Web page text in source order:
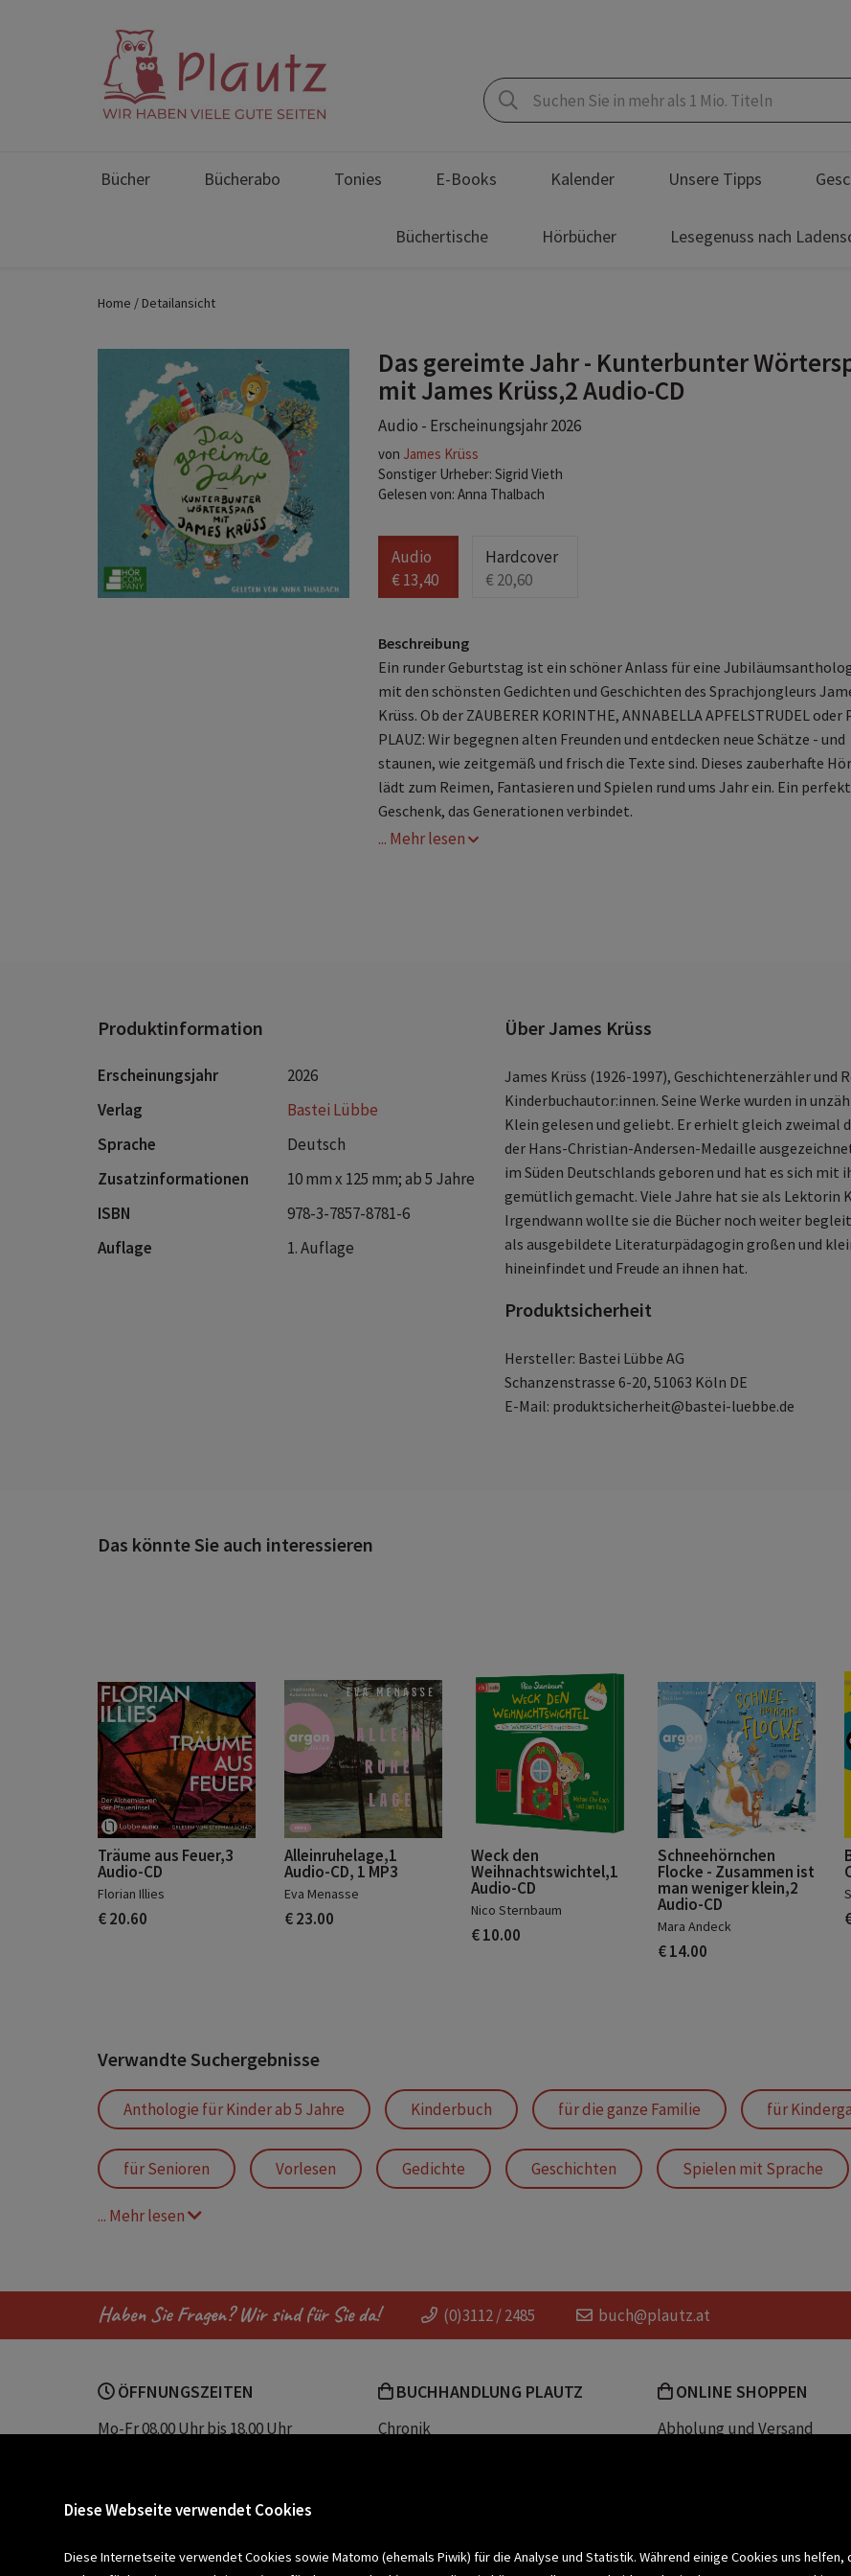
Bücher Bücherabo Tonies E-Books Kalender Unsere Tipps
Büchertische Hörbücher Lesegenuss nach
Home Detailansicht
Das gereimte Jahr - Kunterbunter
mit James Krüss,2 Audio-CD
Audio - Erscheinungsjahr 2026
von James Krüss
Sonstiger Urheber: Sigrid Vieth
Gelesen von: Anna Thalbach
Audio
€ 13,40
Hardcover
€ 20,60
Beschreibung
Ein runder Geburtstag ist ein schöner Anlass für eine
mit den schönsten Gedichten und Geschichten des Sprachjongleurs
Krüss. Ob der ZAUBERER KORINTHE, ANNABELLA APFELSTRUDEL oder
PLAUZ: Wir begegnen alten Freunden und entdecken neue Schätze - und
staunen, wie zeitgemäß und frisch die Texte sind. Dieses zauberhafte
lädt zum Reimen, Fantasieren und Spielen rund ums Jahr ein. Ein
Geschenk, das Generationen verbindet.
... Mehr lesen
Produktinformation
Erscheinungsjahr
2026
Verlag
Bastei Lübbe
Sprache
Deutsch
Zusatzinformationen
10 mm x 125 mm; ab 5 Jahre
ISBN
978-3-7857-8781-6
Auflage
1. Auflage
Über James Krüss
James Krüss (1926-1997), Geschichtenerzähler
Kinderbuchautor:innen. Seine Werke wurden in
Klein gelesen und geliebt. Er erhielt gleich zweimal
der Hans-Christian-Andersen-Medaille
im Süden Deutschlands geboren und hat es sich mit
gemütlich gemacht. Viele Jahre hat sie als Lektorin
Irgendwann wollte sie die Bücher noch weiter
als ausgebildete Literaturpädagogin großen und
hineinfindet und Freude an ihnen hat.
Produktsicherheit
Hersteller: Bastei Lübbe AG
Schanzenstrasse 6-20, 51063 Köln DE
E-Mail: produktsicherheit@bastei-luebbe.de
Das könnte Sie auch interessieren
Träume aus Feuer,3
Audio-CD
Florian Illies
€ 20.60
Alleinruhelage,1
Audio-CD, 1 MP3
Eva Menasse
€ 23.00
Weck den
Weihnachtswichtel,1
Audio-CD
Nico Sternbaum
€ 10.00
Schneehörnchen
Flocke - Zusammen ist
man weniger klein,2
Audio-CD
Mara Andeck
€ 14.00
Verwandte Suchergebnisse
Anthologie für Kinder ab 5 Jahre Kinderbuch für die ganze Familie für
für Senioren Vorlesen Gedichte Geschichten Spielen mit Sprache
Klassiker für Groß un
... Mehr lesen
Haben Sie Fragen? Wir sind für Sie da! (0)3112 / 2485 buch@plautz.at
ÖFFNUNGSZEITEN
Mo-Fr 08.00 Uhr bis 18.00 Uhr
Sparkassenplatz 2
BUCHHANDLUNG PLAUTZ
Chronik
ONLINE SHOPPEN
Abholung und Versand
Diese Webseite verwendet Cookies
Diese Internetseite verwendet Cookies sowie Matomo (ehemals Piwik) für die Analyse und Statistik. Während einige Cookies uns